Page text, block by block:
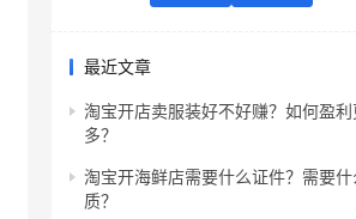
最近文章
淘宝开店卖服装好不好赚？如何盈利
多？
淘宝开海鲜店需要什么证件？需要什
质？